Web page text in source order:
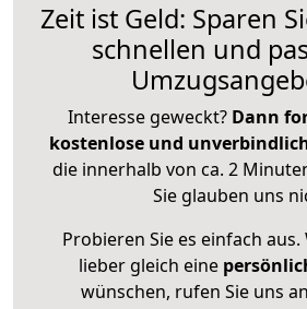
Zeit ist Geld: Sparen
schnellen und
Interesse geweckt? Dann
kostenlose und
die innerhalb von ca. 2
Sie glauben uns
Probieren Sie es einfach aus.
lieber gleich eine
wünschen, rufen Sie uns